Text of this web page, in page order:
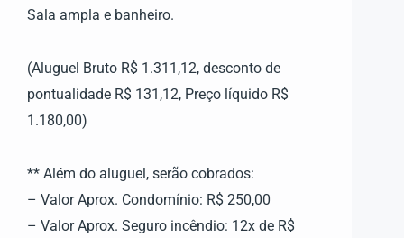
Sala ampla e banheiro.
(Aluguel Bruto R$ 1.311,12, desconto de
pontualidade R$ 131,12, Preço líquido R$
1.180,00)
** Além do aluguel, serão cobrados:
– Valor Aprox. Condomínio: R$ 250,00
– Valor Aprox. Seguro incêndio: 12x de R$